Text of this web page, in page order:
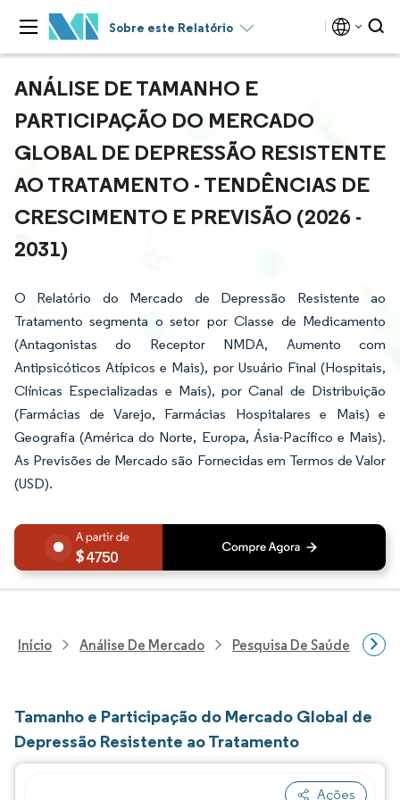
Sobre este Relatório
ANÁLISE DE TAMANHO E
PARTICIPAÇÃO DO MERCADO
GLOBAL DE DEPRESSÃO RESISTENTE
AO TRATAMENTO - TENDÊNCIAS DE
CRESCIMENTO E PREVISÃO (2026 -
2031)
O Relatório do Mercado de Depressão Resistente ao
Tratamento segmenta o setor por Classe de Medicamento
(Antagonistas do Receptor NMDA, Aumento com
Antipsicóticos Atípicos e Mais), por Usuário Final (Hospitais,
Clínicas Especializadas e Mais), por Canal de Distribuição
(Farmácias de Varejo, Farmácias Hospitalares e Mais) e
Geografia (América do Norte, Europa, Ásia-Pacífico e Mais).
As Previsões de Mercado são Fornecidas em Termos de Valor
(USD).
4750
Início Análise De Mercado Pesquisa De Saúde
Tamanho e Participação do Mercado Global de
Depressão Resistente ao Tratamento
Ações